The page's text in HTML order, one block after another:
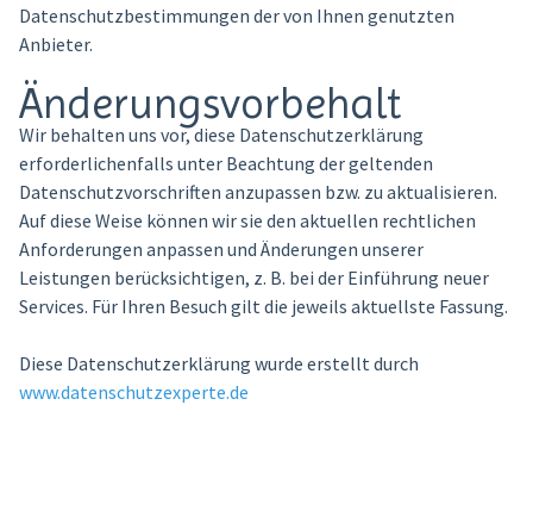
Datenschutzbestimmungen der von Ihnen genutzten
Anbieter.
Änderungsvorbehalt
Wir behalten uns vor, diese Datenschutzerklärung
erforderlichenfalls unter Beachtung der geltenden
Datenschutzvorschriften anzupassen bzw. zu aktualisieren.
Auf diese Weise können wir sie den aktuellen rechtlichen
Anforderungen anpassen und Änderungen unserer
Leistungen berücksichtigen, z. B. bei der Einführung neuer
Services. Für Ihren Besuch gilt die jeweils aktuellste Fassung.
Diese Datenschutzerklärung wurde erstellt durch
www.datenschutzexperte.de